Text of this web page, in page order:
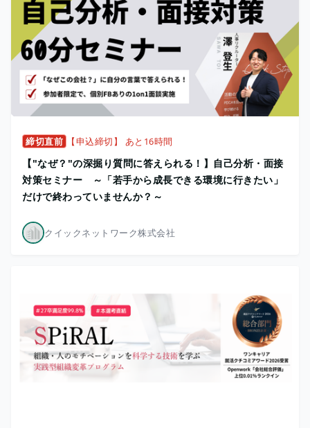
締切直前 【申込締切】 あと16時間
【"なぜ？"の深掘り質問に答えられる！】自己分析・面接
対策セミナー ～「若手から成長できる環境に行きたい」
だけで終わっていませんか？～
クイックネットワーク株式会社